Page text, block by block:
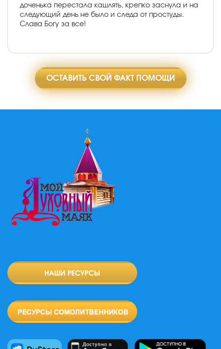
доченька перестала кашлять, крепко заснула и на
следующий день не было и следа от простуды.
Слава Богу за все!
ОСТАВИТЬ СВОЙ ФАКТ ПОМОЩИ